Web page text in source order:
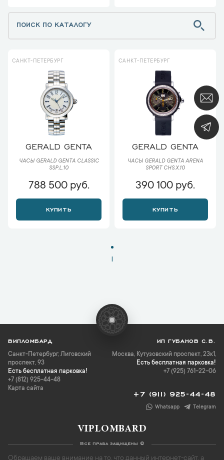
САНКТ-ПЕТЕРБУРГ
GERALD GENTA
ЧАСЫ GERALD GENTA CLASSIC
SSP.L.10
788 500 руб.
КУПИТЬ
САНКТ-ПЕТЕРБУРГ
GERALD GENTA
ЧАСЫ GERALD GENTA ARENA
SPORT CHS.X.10
390 100 руб.
КУПИТЬ
1
ВИПЛОМБАРД
Санкт-Петербург, Лиговский
проспект, 93
Есть бесплатная парковка!
+7 (812) 925-44-48
Карта сайта
ИП ГУБАНОВ С.В.
Москва, Кутузовский проспект, 23к1,
Есть бесплатная парковка!
+7 (925) 761-22-06
+7 (911) 925-44-48
Whatsapp Telegram
VIPLOMBARD
Все права защищены ©